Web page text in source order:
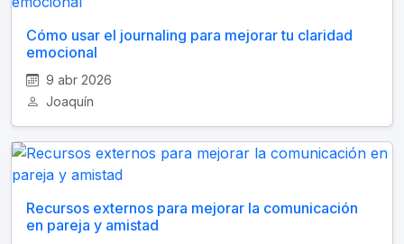
Cómo usar el journaling para mejorar tu claridad
emocional
9 abr 2026
Joaquín
Recursos externos para mejorar la comunicación
en pareja y amistad